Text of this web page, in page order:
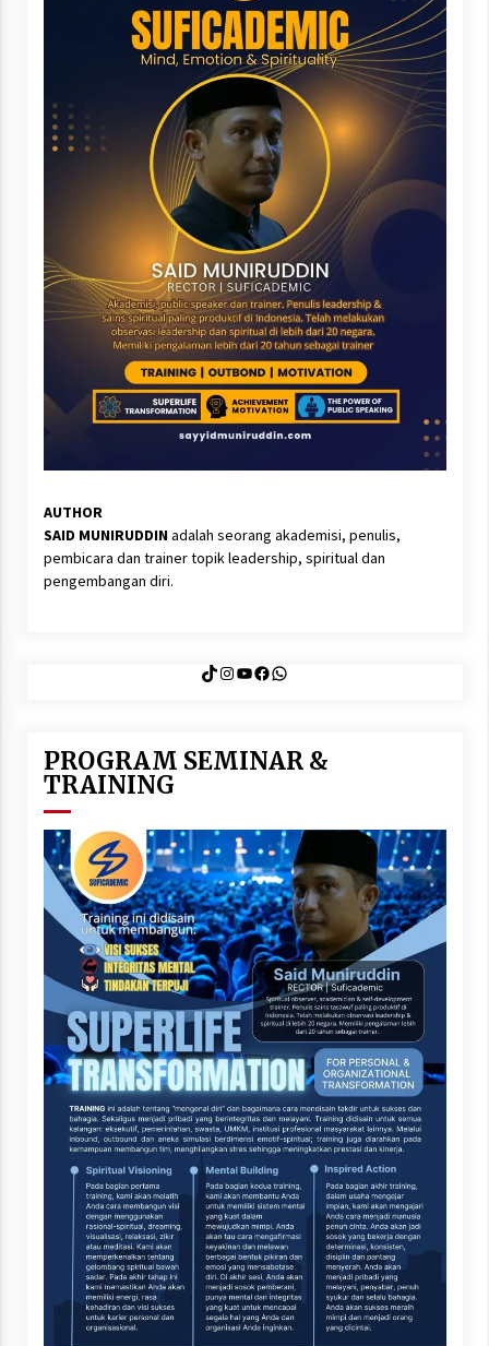
AUTHOR
SAID MUNIRUDDINadalah seorang akademisi, penulis,
pembicara dan trainer topik leadership, spiritual dan
pengembangan diri.
TikTok
Instagram
YouTube
Facebook
WhatsApp
PROGRAM SEMINAR &
TRAINING